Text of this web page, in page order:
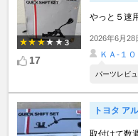
3
17
やっと５速
2026年6月28
ＫＡ-１０
パーツレビ
トヨタ ア
取付けて数